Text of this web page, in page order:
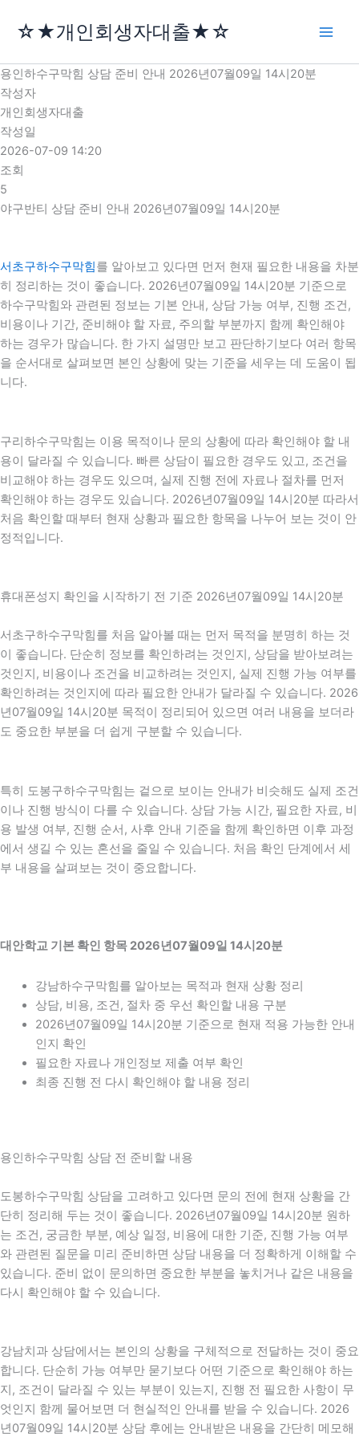
로
건
너
뛰
기
☆★개인회생자대출★☆
용인하수구막힘 상담 준비 안내 2026년07월09일 14시20분
작성자
개인회생자대출
작성일
2026-07-09 14:20
조회
5
야구반티 상담 준비 안내 2026년07월09일 14시20분
서초구하수구막힘를 알아보고 있다면 먼저 현재 필요한 내용을 차분
히 정리하는 것이 좋습니다. 2026년07월09일 14시20분 기준으로
하수구막힘와 관련된 정보는 기본 안내, 상담 가능 여부, 진행 조건,
비용이나 기간, 준비해야 할 자료, 주의할 부분까지 함께 확인해야
하는 경우가 많습니다. 한 가지 설명만 보고 판단하기보다 여러 항목
을 순서대로 살펴보면 본인 상황에 맞는 기준을 세우는 데 도움이 됩
니다.
구리하수구막힘는 이용 목적이나 문의 상황에 따라 확인해야 할 내
용이 달라질 수 있습니다. 빠른 상담이 필요한 경우도 있고, 조건을
비교해야 하는 경우도 있으며, 실제 진행 전에 자료나 절차를 먼저
확인해야 하는 경우도 있습니다. 2026년07월09일 14시20분 따라서
처음 확인할 때부터 현재 상황과 필요한 항목을 나누어 보는 것이 안
정적입니다.
휴대폰성지 확인을 시작하기 전 기준 2026년07월09일 14시20분
서초구하수구막힘를 처음 알아볼 때는 먼저 목적을 분명히 하는 것
이 좋습니다. 단순히 정보를 확인하려는 것인지, 상담을 받아보려는
것인지, 비용이나 조건을 비교하려는 것인지, 실제 진행 가능 여부를
확인하려는 것인지에 따라 필요한 안내가 달라질 수 있습니다. 2026
년07월09일 14시20분 목적이 정리되어 있으면 여러 내용을 보더라
도 중요한 부분을 더 쉽게 구분할 수 있습니다.
특히 도봉구하수구막힘는 겉으로 보이는 안내가 비슷해도 실제 조건
이나 진행 방식이 다를 수 있습니다. 상담 가능 시간, 필요한 자료, 비
용 발생 여부, 진행 순서, 사후 안내 기준을 함께 확인하면 이후 과정
에서 생길 수 있는 혼선을 줄일 수 있습니다. 처음 확인 단계에서 세
부 내용을 살펴보는 것이 중요합니다.
대안학교 기본 확인 항목 2026년07월09일 14시20분
강남하수구막힘를 알아보는 목적과 현재 상황 정리
상담, 비용, 조건, 절차 중 우선 확인할 내용 구분
2026년07월09일 14시20분 기준으로 현재 적용 가능한 안내
인지 확인
필요한 자료나 개인정보 제출 여부 확인
최종 진행 전 다시 확인해야 할 내용 정리
용인하수구막힘 상담 전 준비할 내용
도봉하수구막힘 상담을 고려하고 있다면 문의 전에 현재 상황을 간
단히 정리해 두는 것이 좋습니다. 2026년07월09일 14시20분 원하
는 조건, 궁금한 부분, 예상 일정, 비용에 대한 기준, 진행 가능 여부
와 관련된 질문을 미리 준비하면 상담 내용을 더 정확하게 이해할 수
있습니다. 준비 없이 문의하면 중요한 부분을 놓치거나 같은 내용을
다시 확인해야 할 수 있습니다.
강남치과 상담에서는 본인의 상황을 구체적으로 전달하는 것이 중요
합니다. 단순히 가능 여부만 묻기보다 어떤 기준으로 확인해야 하는
지, 조건이 달라질 수 있는 부분이 있는지, 진행 전 필요한 사항이 무
엇인지 함께 물어보면 더 현실적인 안내를 받을 수 있습니다. 2026
년07월09일 14시20분 상담 후에는 안내받은 내용을 간단히 메모해